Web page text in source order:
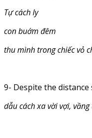
Tự cách ly
con buớm đêm
thu mình trong chiếc vỏ
9- Despite the
dẫu cách xa vời vợi,